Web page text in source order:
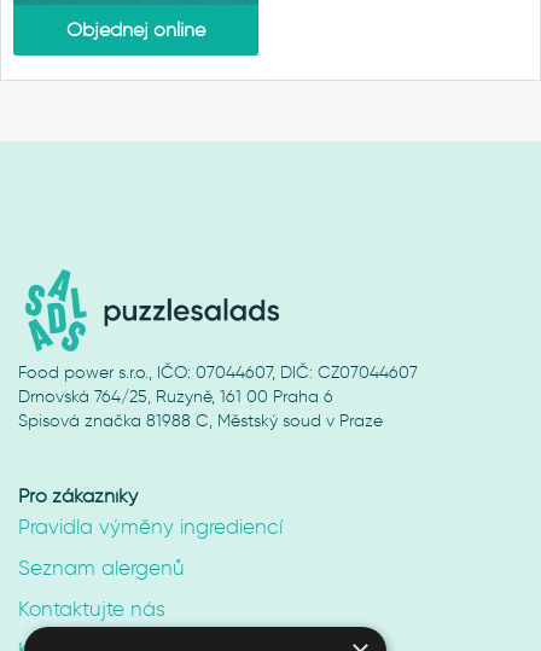
Objednej online
Food power s.r.o., IČO: 07044607, DIČ: CZ07044607
Drnovská 764/25, Ruzyně, 161 00 Praha 6
Spisová značka 81988 C, Městský soud v Praze
Pro zákazníky
Pravidla výměny ingrediencí
Seznam alergenů
Kontaktujte nás